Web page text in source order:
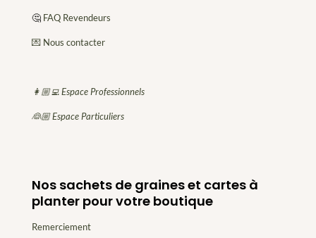
🤔 FAQ Revendeurs
💌 Nous contacter
👩🏼‍💻 Espace Professionnels
👰🏼 Espace Particuliers
Nos sachets de graines et cartes à
planter pour votre boutique
Remerciement